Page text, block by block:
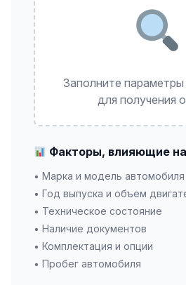
Заполните
для получения
Факторы, влияющие
• Марка и модель автомобиля
• Год выпуска и объем
• Техническое состояние
• Наличие документов
• Комплектация и опции
• Пробег автомобиля